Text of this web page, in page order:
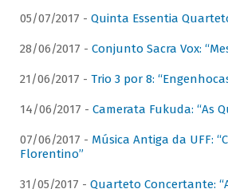
05/07/2017 - Quinta Essentia
28/06/2017 - Conjunto Sacra Vox:
21/06/2017 - Trio 3 por 8:
14/06/2017 - Camerata Fukuda: “As
07/06/2017 - Música Antiga da UFF:
Florentino”
31/05/2017 - Quarteto Concertante: